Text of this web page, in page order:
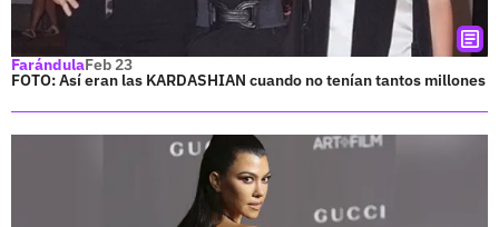
FarándulaFeb 23
FOTO: Así eran las KARDASHIAN cuando no tenían tantos millones